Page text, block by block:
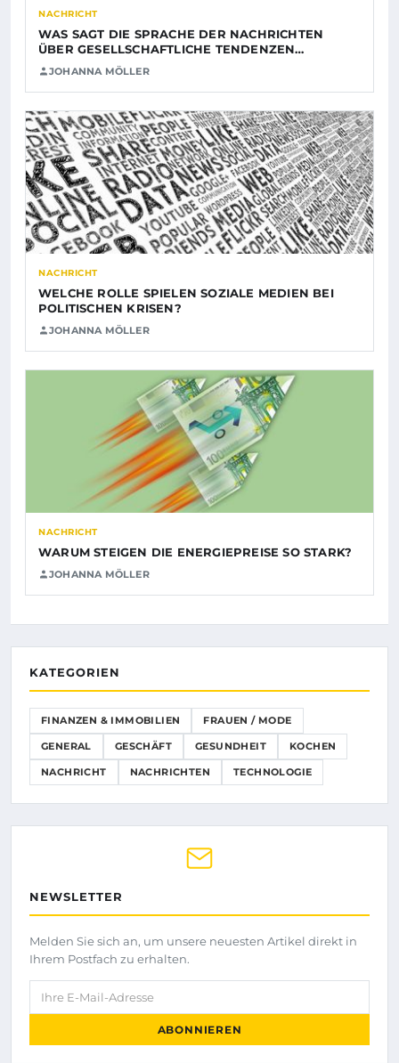
NACHRICHT
WAS SAGT DIE SPRACHE DER NACHRICHTEN
ÜBER GESELLSCHAFTLICHE TENDENZEN…
JOHANNA MÖLLER
NACHRICHT
WELCHE ROLLE SPIELEN SOZIALE MEDIEN BEI
POLITISCHEN KRISEN?
JOHANNA MÖLLER
NACHRICHT
WARUM STEIGEN DIE ENERGIEPREISE SO STARK?
JOHANNA MÖLLER
KATEGORIEN
FINANZEN & IMMOBILIEN FRAUEN / MODE
GENERAL GESCHÄFT GESUNDHEIT KOCHEN
NACHRICHT NACHRICHTEN TECHNOLOGIE
NEWSLETTER
Melden Sie sich an, um unsere neuesten Artikel direkt in
Ihrem Postfach zu erhalten.
Ihre E-Mail-Adresse
ABONNIEREN